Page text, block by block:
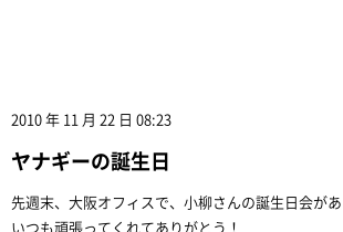
2010 年 11 月 22 日 08:23
ヤナギーの誕生日
先週末、大阪オフィスで、小柳さんの誕生日会があ
いつも頑張ってくれてありがとう！